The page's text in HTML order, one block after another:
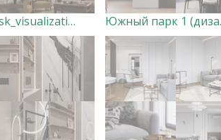
Mone_Msk_visualization Южный